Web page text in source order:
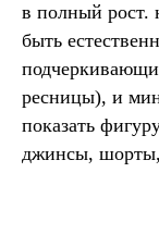
в полный рост.
быть
ресницы), и
показать
джинсы,